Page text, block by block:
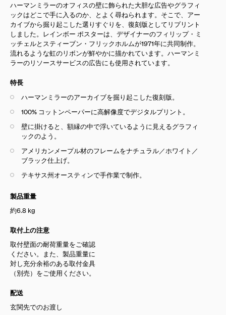
ハーマンミラーのオフィスの壁に飾られた大胆な広告やグラフィ
ックはどこで手に入るのか、とよく尋ねられます。そこで、アー
カイブから掘り起こした選りすぐりを、復刻版としてリプリント
しました。レインボー ポスターは、デザイナーのフィリップ・ミ
ッチェルと スティーブン ・フリックホルムが1971年に共同制作。
流れるような虹のリボンが鮮やかに描かれています。ハーマンミ
ラーのリソースサービスの広告にも使用されています。
特長
ハーマンミラーのアーカイブを掘り起こした復刻版。
100% コットンペーパーに高解像度でデジタルプリント。
壁に掛けると、額縁の中で浮いているように見えるグラフィ
ックのよう。
アメリカンメープル材のフレームをナチュラル／ホワイト／
ブラック仕上げ。
テキサス州オースティンで手作業で制作。
製品重量
約6.8 kg
取付上の注意
取付壁面の耐荷重量をご確認
ください。また、製品重量に
対し充分余裕のある取付金具
（別売）をご使用ください。
配送
玄関先でのお渡し